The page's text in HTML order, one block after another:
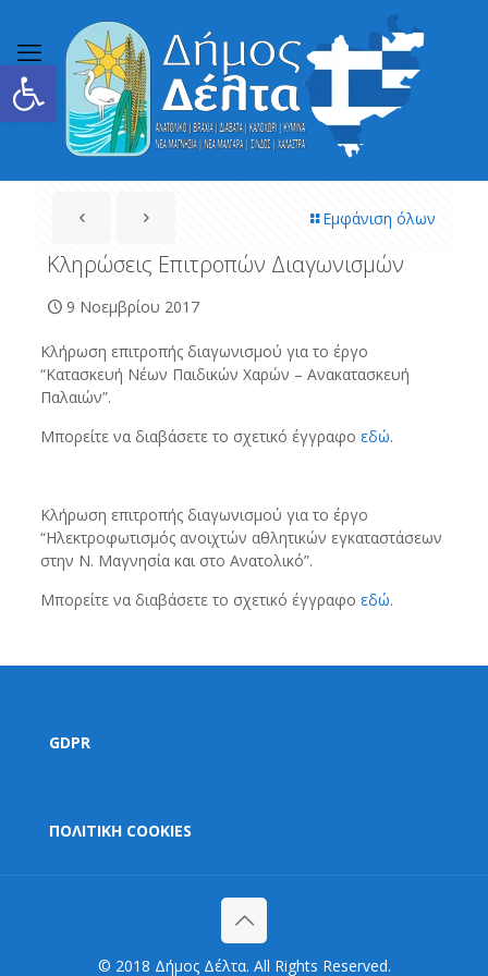
Ανοίξτε τη γραμμή εργαλείων
Εμφάνιση όλων
Κληρώσεις Επιτροπών Διαγωνισμών
9 Νοεμβρίου 2017
Κλήρωση επιτροπής διαγωνισμού για το έργο
“Κατασκευή Νέων Παιδικών Χαρών – Ανακατασκευή
Παλαιών”.
Μπορείτε να διαβάσετε το σχετικό έγγραφο εδώ.
Κλήρωση επιτροπής διαγωνισμού για το έργο
“Ηλεκτροφωτισμός ανοιχτών αθλητικών εγκαταστάσεων
στην Ν. Μαγνησία και στο Ανατολικό”.
Μπορείτε να διαβάσετε το σχετικό έγγραφο εδώ.
GDPR
ΠΟΛΙΤΙΚΗ COOKIES
© 2018 Δήμος Δέλτα. All Rights Reserved.